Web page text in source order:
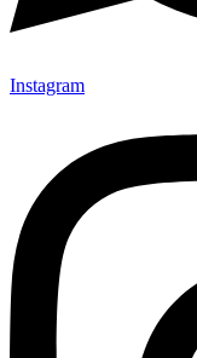
Instagram